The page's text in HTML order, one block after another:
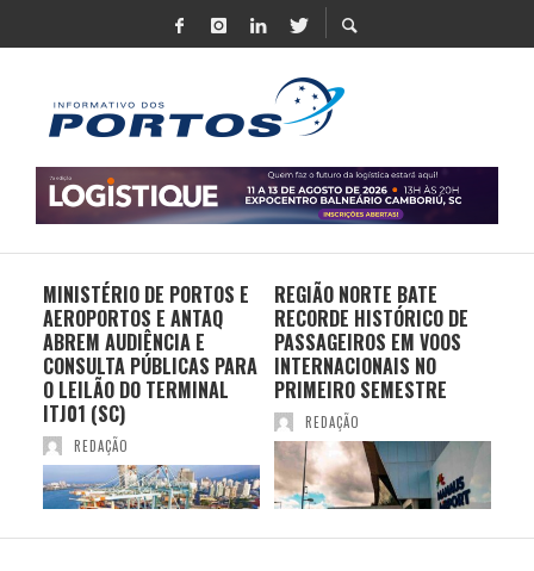
MINISTÉRIO DE PORTOS E
AEROPORTOS E ANTAQ
ABREM AUDIÊNCIA E
CONSULTA PÚBLICAS PARA
O LEILÃO DO TERMINAL
ITJ01 (SC)
REDAÇÃO
REGIÃO NORTE BATE
RECORDE HISTÓRICO DE
PASSAGEIROS EM VOOS
INTERNACIONAIS NO
PRIMEIRO SEMESTRE
REDAÇÃO